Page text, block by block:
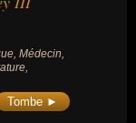
Médecin,
Tombe ►